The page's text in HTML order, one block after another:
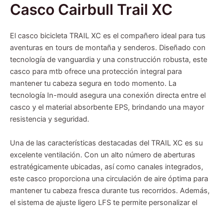
Casco Cairbull Trail XC
El casco bicicleta TRAIL XC es el compañero ideal para tus
aventuras en tours de montaña y senderos. Diseñado con
tecnología de vanguardia y una construcción robusta, este
casco para mtb ofrece una protección integral para
mantener tu cabeza segura en todo momento. La
tecnología In-mould asegura una conexión directa entre el
casco y el material absorbente EPS, brindando una mayor
resistencia y seguridad.
Una de las características destacadas del TRAIL XC es su
excelente ventilación. Con un alto número de aberturas
estratégicamente ubicadas, así como canales integrados,
este casco proporciona una circulación de aire óptima para
mantener tu cabeza fresca durante tus recorridos. Además,
el sistema de ajuste ligero LFS te permite personalizar el